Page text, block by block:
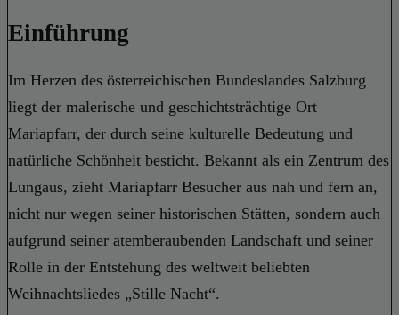
Einführung
Im Herzen des österreichischen Bundeslandes Salzburg
liegt der malerische und geschichtsträchtige Ort
Mariapfarr, der durch seine kulturelle Bedeutung und
natürliche Schönheit besticht. Bekannt als ein Zentrum des
Lungaus, zieht Mariapfarr Besucher aus nah und fern an,
nicht nur wegen seiner historischen Stätten, sondern auch
aufgrund seiner atemberaubenden Landschaft und seiner
Rolle in der Entstehung des weltweit beliebten
Weihnachtsliedes „Stille Nacht“.